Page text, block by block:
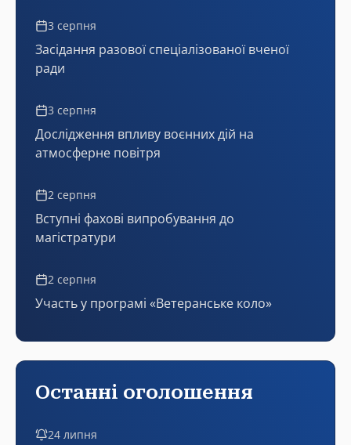
3 серпня
Засідання разової спеціалізованої вченої
ради
3 серпня
Дослідження впливу воєнних дій на
атмосферне повітря
2 серпня
Вступні фахові випробування до
магістратури
2 серпня
Участь у програмі «Ветеранське коло»
Останні оголошення
24 липня